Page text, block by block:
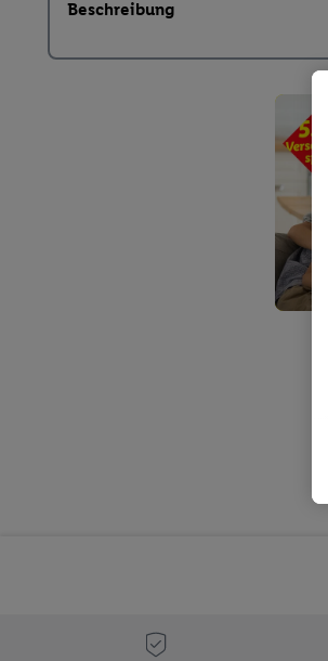
Beschreibung